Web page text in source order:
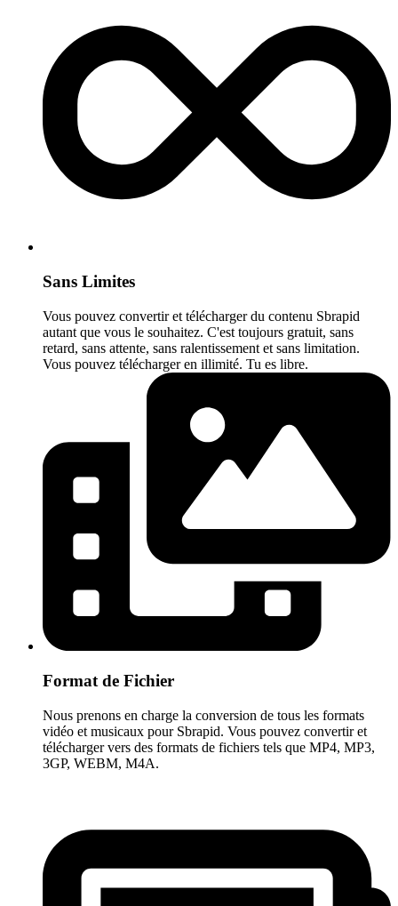
Sans Limites
Vous pouvez convertir et télécharger du contenu Sbrapid
autant que vous le souhaitez. C'est toujours gratuit, sans
retard, sans attente, sans ralentissement et sans limitation.
Vous pouvez télécharger en illimité. Tu es libre.
Format de Fichier
Nous prenons en charge la conversion de tous les formats
vidéo et musicaux pour Sbrapid. Vous pouvez convertir et
télécharger vers des formats de fichiers tels que MP4, MP3,
3GP, WEBM, M4A.